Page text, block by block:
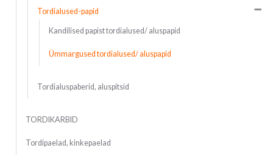
Tordialused-papid
Kandilised papist tordialused/ aluspapid
Ümmargused tordialused/ aluspapid
Tordialuspaberid, aluspitsid
TORDIKARBID
Tordipaelad, kinkepaelad